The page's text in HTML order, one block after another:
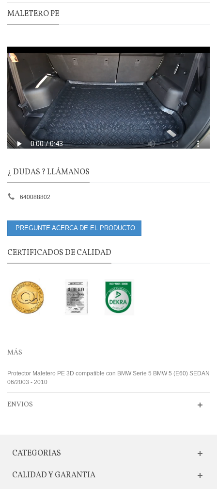
MALETERO PE
¿ DUDAS ? LLÁMANOS
640088802
PREGUNTE ACERCA DE EL PRODUCTO
CERTIFICADOS DE CALIDAD
MÁS
Protector Maletero PE 3D compatible con BMW Serie 5 BMW 5 (E60) SEDAN
06/2003 - 2010
ENVIOS
CATEGORIAS
CALIDAD Y GARANTIA